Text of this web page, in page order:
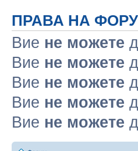
ПРАВА НА
Вие не можете
Вие не можете
Вие не можете
Вие не можете
Вие не можете